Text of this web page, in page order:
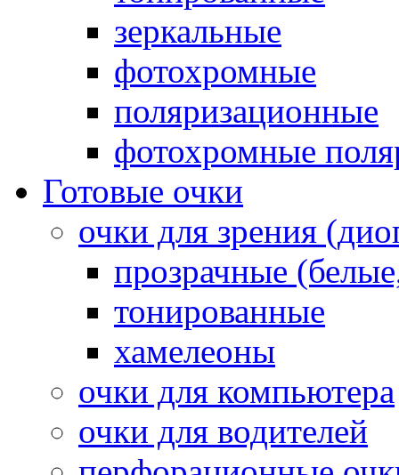
зеркальные
фотохромные
поляризационные
фотохромные
Готовые очки
очки для зрения
прозрачные
тонированные
хамелеоны
очки для компьютера
очки для водителей